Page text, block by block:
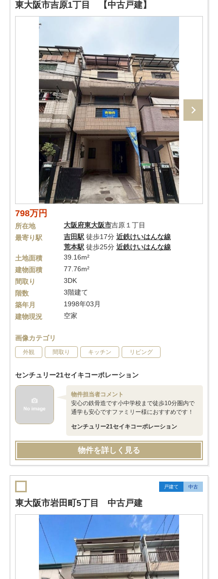
東大阪市吉原1丁目 【中古戸建】
798万円
所在地 大阪府東大阪市吉原１丁目
最寄り駅
吉田駅 徒歩17分 近鉄けいはんな線
荒本駅 徒歩25分 近鉄けいはんな線
土地面積
39.16m²
建物面積
77.76m²
間取り
3DK
階数
3階建て
築年月
1998年03月
建物現況
空家
画像カテゴリ
外観 間取り キッチン リビング
センチュリー21セイキコーポレーション
物件担当者コメント
安心の鉄骨造です小中学校まで徒歩10分圏内で
通学も安心ですファミリー様におすすめです！
センチュリー21セイキコーポレーション
物件を詳しく見る
戸建て 中古
東大阪市岩田町5丁目 中古戸建